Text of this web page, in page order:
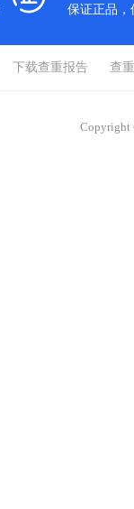
保证正品，
下载查重报告 查
Copyright